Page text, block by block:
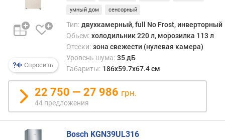
в
а
н
(
к
/
т
Спросить
умный дом сенсорный
Тип: двухкамерный, full No Frost, инверторный
Обьем: холодильник 220 л, морозилка 113 л
Отсеки: зона свежести (нулевая камера)
Уровень шума: 35 дБ
Габариты: 186х59.7х67.4 см
22 750 — 27 986 грн.
44 предложения
Bosch KGN39UL316